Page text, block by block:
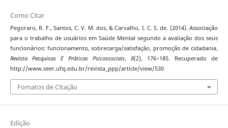
Como Citar
Pegoraro, R. F., Santos, C. V. M. dos, & Carvalho, I. C. S. de. (2014). Associação
para o trabalho de usuários em Saúde Mental segundo a avaliação dos seus
funcionários: funcionamento, sobrecarga/satisfação, promoção de cidadania.
Revista Pesquisas E Práticas Psicossociais,8(2), 176–185. Recuperado de
http://www.seer.ufsj.edu.br/revista_ppp/article/view/530
Fomatos de Citação
Edição